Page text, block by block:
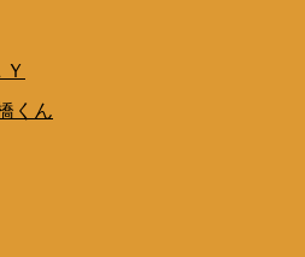
くん